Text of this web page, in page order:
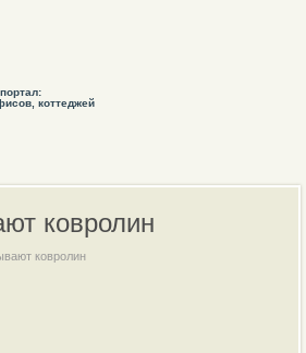
коттеджей
ковролин
ковролин